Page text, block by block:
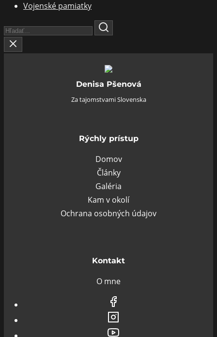
Vojenské pamiatky
Search
Here...
Denisa Pšenová
Za tajomstvami Slovenska
Rýchly prístup
Domov
Články
Galéria
Kam v okolí
Ochrana osobných údajov
Kontakt
O mne